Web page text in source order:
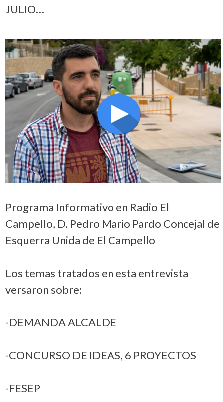
JULIO…
Programa Informativo en Radio El
Campello, D. Pedro Mario Pardo Concejal de
Esquerra Unida de El Campello
Los temas tratados en esta entrevista
versaron sobre:
-DEMANDA ALCALDE
-CONCURSO DE IDEAS, 6 PROYECTOS
-FESEP